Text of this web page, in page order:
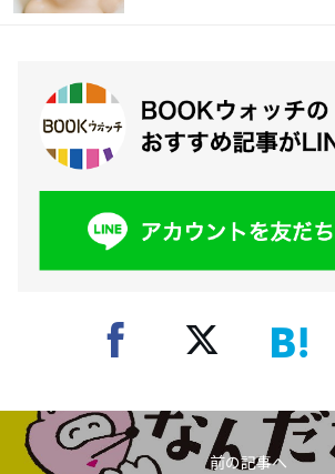
前の記事へ